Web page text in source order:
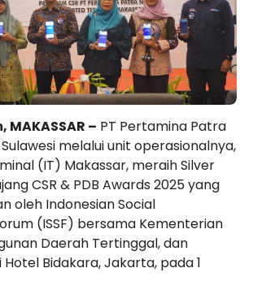
– PT Pertamina Patra
melalui unit operasionalnya,
(IT) Makassar, meraih Silver
CSR & PDB Awards 2025 yang
oleh Indonesian Social
(ISSF) bersama Kementerian
Daerah Tertinggal, dan
Bidakara, Jakarta, pada 1